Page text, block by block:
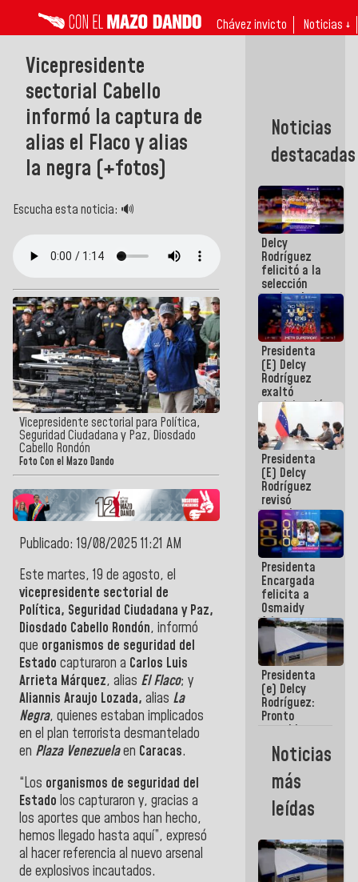
Chávez invicto Noticias ↓
Vicepresidente
sectorial Cabello
informó la captura de
alias el Flaco y alias
la negra (+fotos)
Escucha esta noticia: 🔊
Vicepresidente sectorial para Política,
Seguridad Ciudadana y Paz, Diosdado
Cabello Rondón
Foto Con el Mazo Dando
Publicado: 19/08/2025 11:21 AM
Este martes, 19 de agosto, el
vicepresidente sectorial de
Política, Seguridad Ciudadana y Paz,
Diosdado Cabello Rondón, informó
que organismos de seguridad del
Estado capturaron a Carlos Luis
Arrieta Márquez, alias El Flaco; y
Aliannis Araujo Lozada, alias La
Negra, quienes estaban implicados
en el plan terrorista desmantelado
en Plaza Venezuelaen Caracas.
“Los organismos de seguridad del
Estado los capturaron y, gracias a
los aportes que ambos han hecho,
hemos llegado hasta aquí”, expresó
al hacer referencia al nuevo arsenal
de explosivos incautados.
Noticias
destacadas
Delcy
Rodríguez
felicitó a la
selección
nacional
masculina
de voleibol
campeona
de la Copa
Panamericana
Sub-17
Presidenta
(E) Delcy
Rodríguez
exaltó
participación
de
Venezuela
en Juegos
Centroamericanos
y del Caribe
2026
Presidenta
(E) Delcy
Rodríguez
revisó
agenda
económica y
ejecución de
fondos de
emergencia
post-sismos
Presidenta
Encargada
felicita a
Osmaidy
Arias y
Giraly
Marcano por
hacer
historia en
los
Centroamericanos
Presidenta
(e) Delcy
Rodríguez:
Pronto
restableceremos
las
operaciones
Aeropuerto
Internacional
de
Noticias
más
leídas